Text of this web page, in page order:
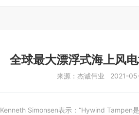
全球最大漂浮式海上风
来源：杰诚伟业 2021-
Simonsen表示：“Hywind Tampen